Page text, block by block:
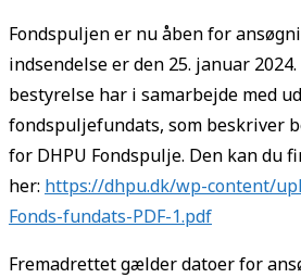
Fondspuljen er nu åben for
indsendelse er den 25. januar 2024.
bestyrelse har i samarbejde med
fondspuljefundats, som beskriver
for DHPU Fondspulje. Den kan du
her: https://dhpu.dk/wp-content/
Fonds-fundats-PDF-1.pdf
Fremadrettet gælder datoer for